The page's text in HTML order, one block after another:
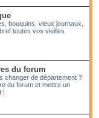
bouquins, vieux journaux,
toutes vos vieilles
du forum
changer de département ?
du forum et mettre un
!